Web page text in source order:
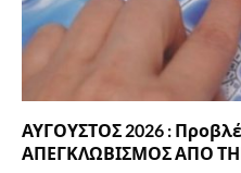
ΑΥΓΟΥΣΤΟΣ 2026 :
ΑΠΕΓΚΛΩΒΙΣΜΟΣ ΑΠΟ